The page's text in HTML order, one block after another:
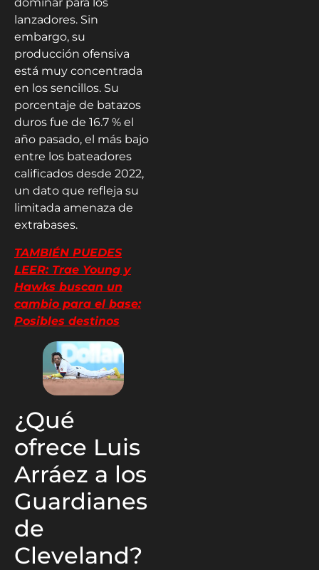
lanzadores. Sin
embargo, su
producción ofensiva
está muy concentrada
en los sencillos. Su
porcentaje de batazos
duros fue de 16.7 % el
año pasado, el más bajo
entre los bateadores
calificados desde 2022,
un dato que refleja su
limitada amenaza de
extrabases.
TAMBIÉN PUEDES
LEER: Trae Young y
Hawks buscan un
cambio para el base:
Posibles destinos
¿Qué
ofrece Luis
Arráez a los
Guardianes
de
Cleveland?